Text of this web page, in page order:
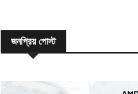
জনপ্রিয় পোস্ট